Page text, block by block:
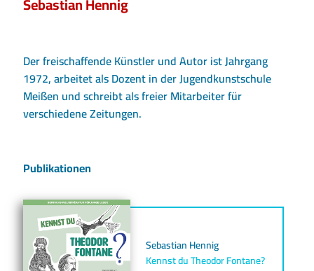
Der freischaffende Künstler und Autor ist Jahrgang
1972, arbeitet als Dozent in der Jugendkunstschule
Meißen und schreibt als freier Mitarbeiter für
verschiedene Zeitungen.
Publikationen
Sebastian Hennig
Kennst du Theodor Fontane?